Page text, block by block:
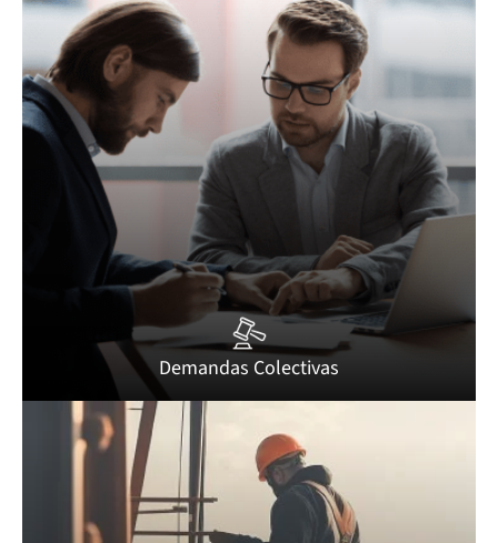
Demandas Colectivas